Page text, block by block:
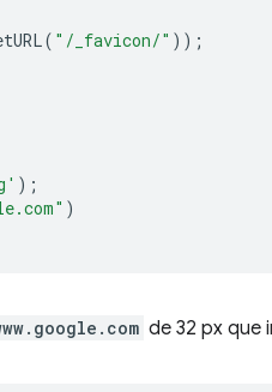
( "/_favicon/" ));
);
)
de 32 px que